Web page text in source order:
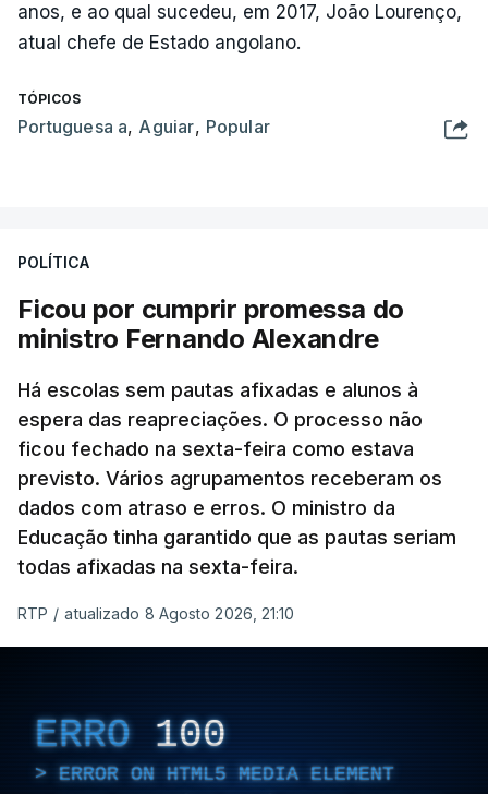
anos, e ao qual sucedeu, em 2017, João Lourenço,
atual chefe de Estado angolano.
TÓPICOS
Portuguesa a, Aguiar, Popular
POLÍTICA
Ficou por cumprir promessa do
ministro Fernando Alexandre
Há escolas sem pautas afixadas e alunos à
espera das reapreciações. O processo não
ficou fechado na sexta-feira como estava
previsto. Vários agrupamentos receberam os
dados com atraso e erros. O ministro da
Educação tinha garantido que as pautas seriam
todas afixadas na sexta-feira.
RTP / atualizado 8 Agosto 2026, 21:10
ERRO 100
ERROR ON HTML5 MEDIA ELEMENT